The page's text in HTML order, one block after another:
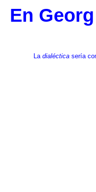
En
La dialéctica sería